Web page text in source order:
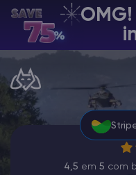
PT | USD
Manage your
Game Panel
Manage game
VPS Panel
Manage VPS
Affiliate panel
4,5 em 5 com